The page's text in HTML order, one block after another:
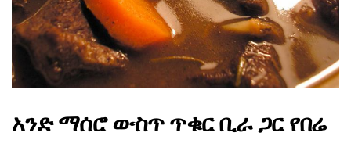
አንድ ማሰሮ ውስጥ ጥቁር ቢራ ጋር የበሬ